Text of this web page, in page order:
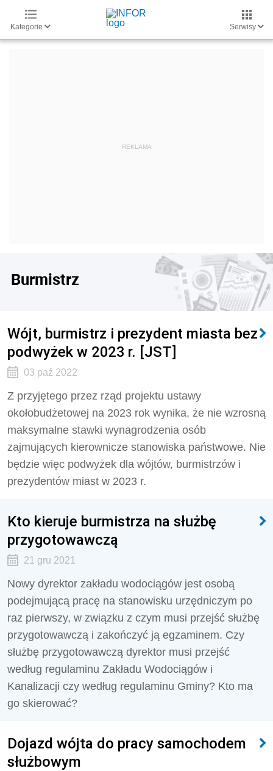
Kategorie Serwisy
Burmistrz
Wójt, burmistrz i prezydent miasta bez
podwyżek w 2023 r. [JST]
03 paź 2022
Z przyjętego przez rząd projektu ustawy
okołobudżetowej na 2023 rok wynika, że nie wzrosną
maksymalne stawki wynagrodzenia osób
zajmujących kierownicze stanowiska państwowe. Nie
będzie więc podwyżek dla wójtów, burmistrzów i
prezydentów miast w 2023 r.
Kto kieruje burmistrza na służbę
przygotowawczą
21 gru 2021
Nowy dyrektor zakładu wodociągów jest osobą
podejmującą pracę na stanowisku urzędniczym po
raz pierwszy, w związku z czym musi przejść służbę
przygotowawczą i zakończyć ją egzaminem. Czy
służbę przygotowawczą dyrektor musi przejść
według regulaminu Zakładu Wodociągów i
Kanalizacji czy według regulaminu Gminy? Kto ma
go skierować?
Dojazd wójta do pracy samochodem
służbowym